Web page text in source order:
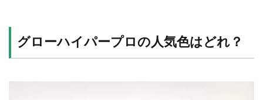
グローハイパープロの人気色はどれ？